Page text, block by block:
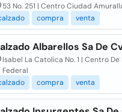
53 No. 251 | Centro Ciudad
compra venta
Albarellos Sa De
Isabel La Catolica No. 1 | Centro
Federal
compra venta